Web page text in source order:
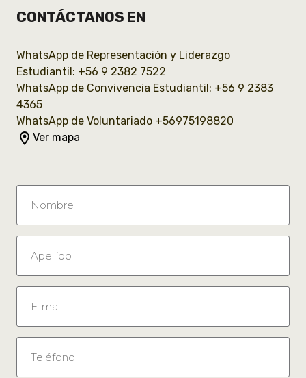
CONTÁCTANOS EN
WhatsApp de Representación y Liderazgo
Estudiantil: +56 9 2382 7522
WhatsApp de Convivencia Estudiantil: +56 9 2383
4365
WhatsApp de Voluntariado +56975198820
room Ver mapa